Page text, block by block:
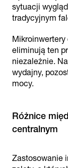
sytuacji
tradycyjnym
Mikroinwertery
eliminują ten
niezależnie.
wydajny,
mocy.
Różnice
centralnym
Zastosowanie